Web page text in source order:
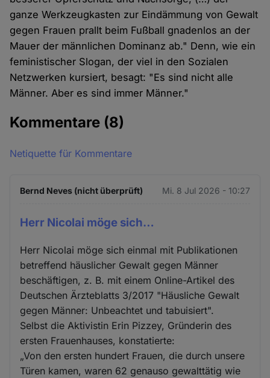
ganze Werkzeugkasten zur Eindämmung von Gewalt
gegen Frauen prallt beim Fußball gnadenlos an der
Mauer der männlichen Dominanz ab." Denn, wie ein
feministischer Slogan, der viel in den Sozialen
Netzwerken kursiert, besagt: "Es sind nicht alle
Männer. Aber es sind immer Männer."
Kommentare (8)
Netiquette für Kommentare
Bernd Neves (nicht überprüft) Mi. 8 Jul 2026 - 10:27
Herr Nicolai möge sich…
Herr Nicolai möge sich einmal mit Publikationen
betreffend häuslicher Gewalt gegen Männer
beschäftigen, z. B. mit einem Online-Artikel des
Deutschen Ärzteblatts 3/2017 "Häusliche Gewalt
gegen Männer: Unbeachtet und tabuisiert".
Selbst die Aktivistin Erin Pizzey, Gründerin des
ersten Frauenhauses, konstatierte:
„Von den ersten hundert Frauen, die durch unsere
Türen kamen, waren 62 genauso gewalttätig wie